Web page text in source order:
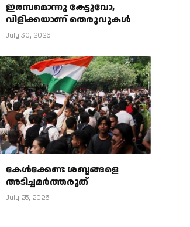
ഇരമ്പമൊന്നു കേട്ടുവോ,
വിളിക്കയാണ് തെരുവുകള്‍
July 30, 2026
കേള്‍ക്കേണ്ട ശബ്ദങ്ങളെ
അടിച്ചമര്‍ത്തരുത്
July 25, 2026